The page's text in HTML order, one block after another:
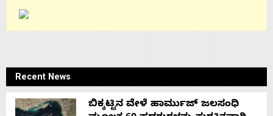
Recent News
ಬಿಕ್ಕಟ್ಟಿನ ವೇಳೆ ಹಾರ್ಮುಜ್ ಜಲಸಂಧಿ